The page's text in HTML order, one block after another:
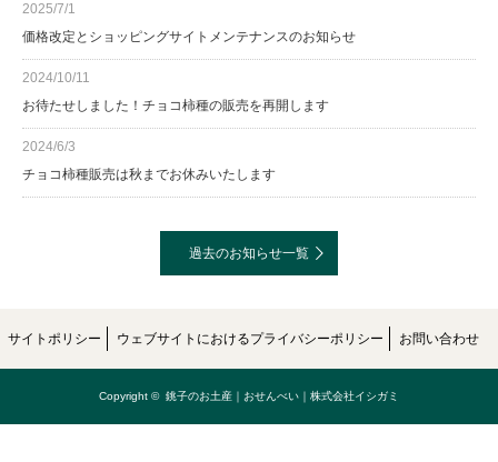
2025/7/1
価格改定とショッピングサイトメンテナンスのお知らせ
2024/10/11
お待たせしました！チョコ柿種の販売を再開します
2024/6/3
チョコ柿種販売は秋までお休みいたします
過去のお知らせ一覧
サイトポリシー ウェブサイトにおけるプライバシーポリシー お問い合わせ
Copyright © 銚子のお土産｜おせんべい｜株式会社イシガミ